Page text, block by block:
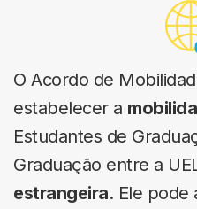
O Acordo de
estabelecer a
Estudantes de
Graduação entre a
estrangeira. Ele pode